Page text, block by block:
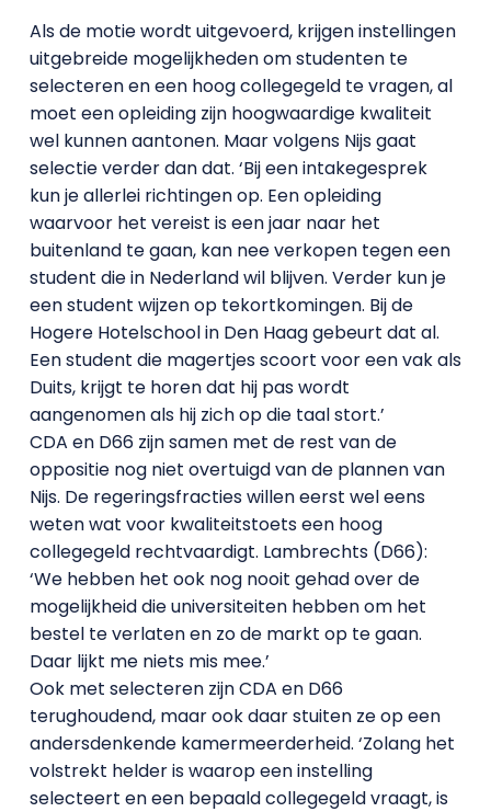
Als de motie wordt uitgevoerd, krijgen instellingen
uitgebreide mogelijkheden om studenten te
selecteren en een hoog collegegeld te vragen, al
moet een opleiding zijn hoogwaardige kwaliteit
wel kunnen aantonen. Maar volgens Nijs gaat
selectie verder dan dat. ‘Bij een intakegesprek
kun je allerlei richtingen op. Een opleiding
waarvoor het vereist is een jaar naar het
buitenland te gaan, kan nee verkopen tegen een
student die in Nederland wil blijven. Verder kun je
een student wijzen op tekortkomingen. Bij de
Hogere Hotelschool in Den Haag gebeurt dat al.
Een student die magertjes scoort voor een vak als
Duits, krijgt te horen dat hij pas wordt
aangenomen als hij zich op die taal stort.’
CDA en D66 zijn samen met de rest van de
oppositie nog niet overtuigd van de plannen van
Nijs. De regeringsfracties willen eerst wel eens
weten wat voor kwaliteitstoets een hoog
collegegeld rechtvaardigt. Lambrechts (D66):
‘We hebben het ook nog nooit gehad over de
mogelijkheid die universiteiten hebben om het
bestel te verlaten en zo de markt op te gaan.
Daar lijkt me niets mis mee.’
Ook met selecteren zijn CDA en D66
terughoudend, maar ook daar stuiten ze op een
andersdenkende kamermeerderheid. ‘Zolang het
volstrekt helder is waarop een instelling
selecteert en een bepaald collegegeld vraagt, is